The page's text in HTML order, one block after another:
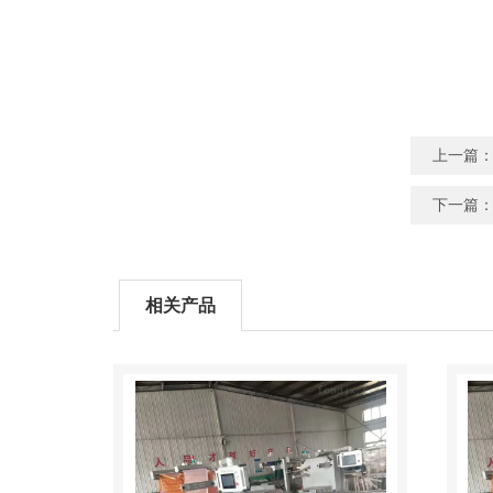
上一篇
下一篇
相关产品